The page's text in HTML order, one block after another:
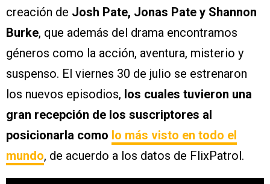
creación de Josh Pate, Jonas Pate y Shannon
Burke, que además del drama encontramos
géneros como la acción, aventura, misterio y
suspenso. El viernes 30 de julio se estrenaron
los nuevos episodios, los cuales tuvieron una
gran recepción de los suscriptores al
posicionarla como lo más visto en todo el
mundo, de acuerdo a los datos de FlixPatrol.